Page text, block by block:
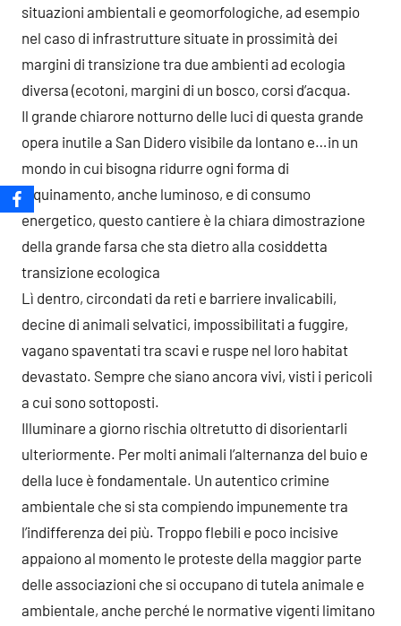
situazioni ambientali e geomorfologiche, ad esempio
nel caso di infrastrutture situate in prossimità dei
margini di transizione tra due ambienti ad ecologia
diversa (ecotoni, margini di un bosco, corsi d’acqua.
Il grande chiarore notturno delle luci di questa grande
opera inutile a San Didero visibile da lontano e…in un
mondo in cui bisogna ridurre ogni forma di
inquinamento, anche luminoso, e di consumo
energetico, questo cantiere è la chiara dimostrazione
della grande farsa che sta dietro alla cosiddetta
transizione ecologica
Lì dentro, circondati da reti e barriere invalicabili,
decine di animali selvatici, impossibilitati a fuggire,
vagano spaventati tra scavi e ruspe nel loro habitat
devastato. Sempre che siano ancora vivi, visti i pericoli
a cui sono sottoposti.
Illuminare a giorno rischia oltretutto di disorientarli
ulteriormente. Per molti animali l’alternanza del buio e
della luce è fondamentale. Un autentico crimine
ambientale che si sta compiendo impunemente tra
l’indifferenza dei più. Troppo flebili e poco incisive
appaiono al momento le proteste della maggior parte
delle associazioni che si occupano di tutela animale e
ambientale, anche perché le normative vigenti limitano